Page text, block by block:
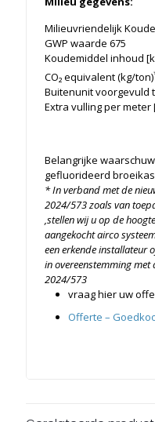
Milieuvriendelijk
GWP waarde 675
Koudemiddel inhoud
CO₂ equivalent (kg/ton)
Buitenunit voorgevuld
Extra vulling per meter
Belangrijke
gefluorideerd
* In verband met de
2024/573 zoals van
,stellen wij u op de
aangekocht airco
een erkende installateur
in overeenstemming
2024/573
vraag hier uw
Offerte –